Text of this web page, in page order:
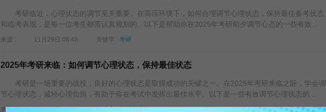
考研临近，心理状态的调节至关重要。在高压环境下，如何合理调节心理状态，保持最佳备考状态
和临考表现，是每一位考生都需认真规划的。以下是帮助你在2025年考研前夕调节心态的一些有效...
来源 : 11月29日 08:48 关键字 : 考研
​2025年考研来临：如何调节心理状态，保持最佳状态
考研是一场重要的战役，良好的心理状态是取得成功的关键之一。在2025年考研来临之际，学会调
节心理状态，减轻心理负担，有助于你在考试中发挥出最佳水平。以下是一些有效调节心理状态的...
来源 :